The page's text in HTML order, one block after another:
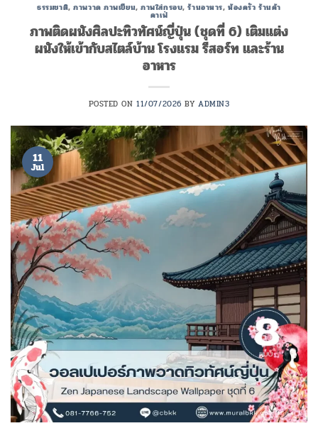
ธรรมชาติ,ภาพวาด ภาพเขียน,ภาพใส่กรอบ,ร้านอาหาร,ห้องครัว ร้านค้า
คาเฟ่
ภาพติดผนังศิลปะทิวทัศน์ญี่ปุ่น (ชุดที่ 6) เติมแต่ง
ผนังให้เข้ากับสไตล์บ้าน โรงแรม รีสอร์ท และร้าน
อาหาร
POSTED ON11/07/2026 BYADMIN3
11
Jul